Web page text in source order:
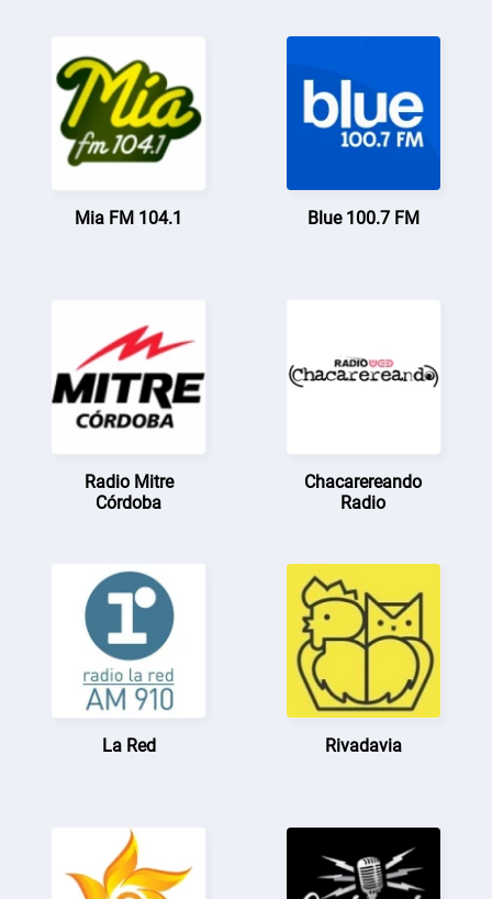
Mia FM 104.1 Blue 100.7 FM
Radio Mitre
Córdoba
Chacarereando
Radio
La Red Rivadavia